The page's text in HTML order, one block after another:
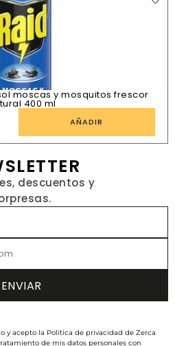
moscas y mosquitos frescor
400 ml
AÑADIR
descuentos y
y acepto la Política de privacidad de Zerca
de mis datos personales con